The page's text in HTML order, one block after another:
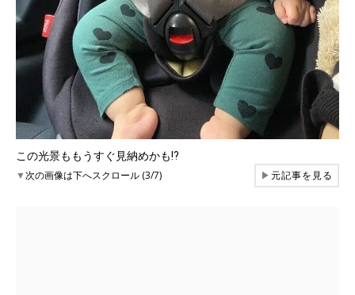
この光景ももうすぐ見納めかも⁉
▼次の画像は下へスクロール (3/7) ▶元記事を見る